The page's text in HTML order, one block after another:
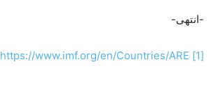
-انتهى-
[1]
https://www.imf.org/en/Countries/ARE